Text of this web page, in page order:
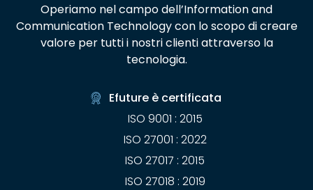
Operiamo nel campo dell’Information and
Communication Technology con lo scopo di creare
valore per tutti i nostri clienti attraverso la
tecnologia.
Efuture è certificata
ISO 9001 : 2015
ISO 27001 : 2022
ISO 27017 : 2015
ISO 27018 : 2019